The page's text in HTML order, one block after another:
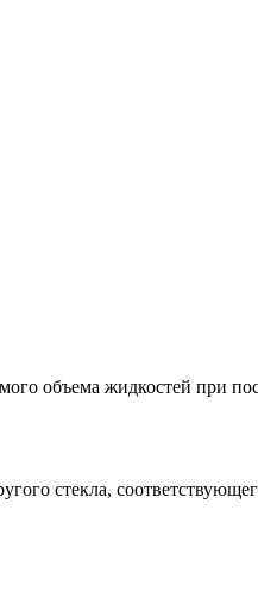
объема жидкостей при
стекла,